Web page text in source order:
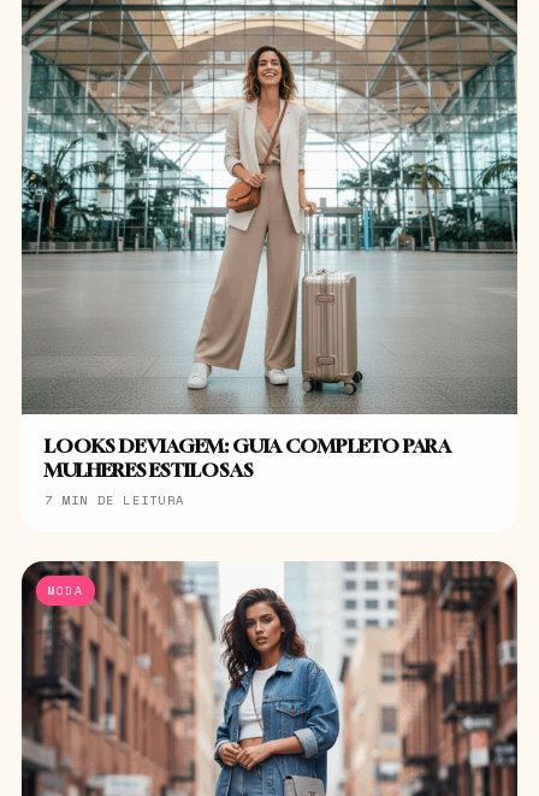
LOOKS DE VIAGEM: GUIA COMPLETO PARA
MULHERES ESTILOSAS
7 MIN DE LEITURA
MODA